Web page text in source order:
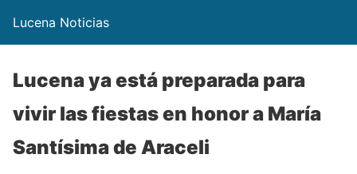
Lucena Noticias
Lucena ya está preparada para
vivir las fiestas en honor a María
Santísima de Araceli